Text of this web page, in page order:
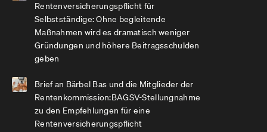
Rentenversicherungspflicht für
Selbstständige: Ohne begleitende
Maßnahmen wird es dramatisch weniger
Gründungen und höhere Beitragsschulden
geben
Brief an Bärbel Bas und die Mitglieder der
Rentenkommission:BAGSV-Stellungnahme
zu den Empfehlungen für eine
Rentenversicherungspflicht